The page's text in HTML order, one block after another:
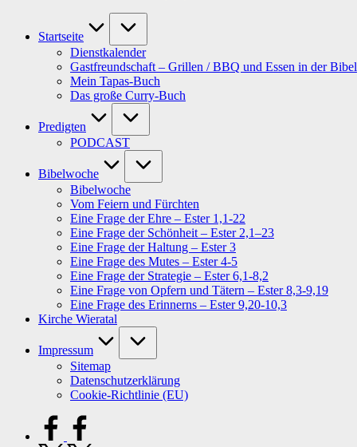
Startseite
Dienstkalender
Gastfreundschaft – Grillen / BBQ und Essen in der Bibel
Mein Tapas-Buch
Das große Curry-Buch
Predigten
PODCAST
Bibelwoche
Bibelwoche
Vom Feiern und Fürchten
Eine Frage der Ehre – Ester 1,1-22
Eine Frage der Schönheit – Ester 2,1–23
Eine Frage der Haltung – Ester 3
Eine Frage des Mutes – Ester 4-5
Eine Frage der Strategie – Ester 6,1-8,2
Eine Frage von Opfern und Tätern – Ester 8,3-9,19
Eine Frage des Erinnerns – Ester 9,20-10,3
Kirche Wieratal
Impressum
Sitemap
Datenschutzerklärung
Cookie-Richtlinie (EU)
facebook.com